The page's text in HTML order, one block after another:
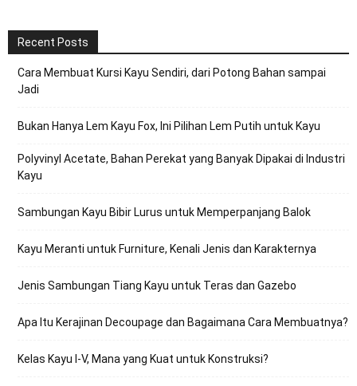
Recent Posts
Cara Membuat Kursi Kayu Sendiri, dari Potong Bahan sampai
Jadi
Bukan Hanya Lem Kayu Fox, Ini Pilihan Lem Putih untuk Kayu
Polyvinyl Acetate, Bahan Perekat yang Banyak Dipakai di Industri
Kayu
Sambungan Kayu Bibir Lurus untuk Memperpanjang Balok
Kayu Meranti untuk Furniture, Kenali Jenis dan Karakternya
Jenis Sambungan Tiang Kayu untuk Teras dan Gazebo
Apa Itu Kerajinan Decoupage dan Bagaimana Cara Membuatnya?
Kelas Kayu I-V, Mana yang Kuat untuk Konstruksi?